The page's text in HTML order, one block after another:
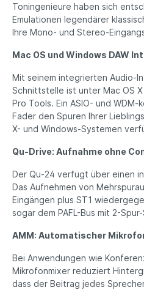
Toningenieure haben sich
Emulationen legendärer
Ihre Mono- und Stereo-
Mac OS und Windows DAW
Mit seinem integrierten Audio-
Schnittstelle ist unter Mac OS
Pro Tools. Ein ASIO- und
Fader den Spuren Ihrer
X- und Windows-Systemen
Qu-Drive: Aufnahme ohne
Der Qu-24 verfügt über einen
Das Aufnehmen von
Eingängen plus ST1
sogar dem PAFL-Bus mit 2-
AMM: Automatischer
Bei Anwendungen wie
Mikrofonmixer reduziert
dass der Beitrag jedes